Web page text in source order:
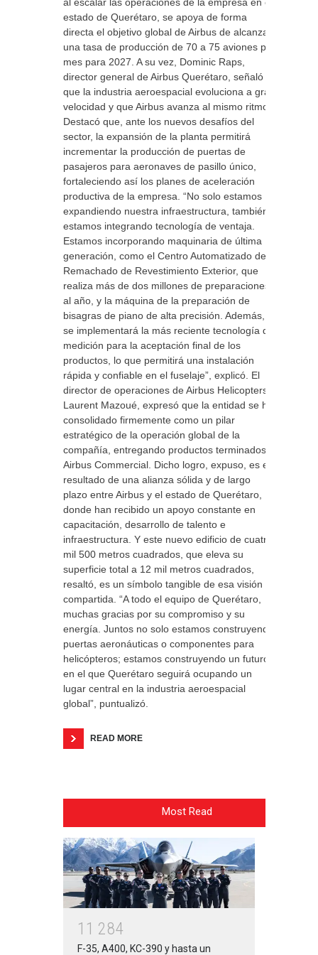
estado de Querétaro, se apoya de forma
directa el objetivo global de Airbus de alcanzar
una tasa de producción de 70 a 75 aviones por
mes para 2027. A su vez, Dominic Raps,
director general de Airbus Querétaro, señaló
que la industria aeroespacial evoluciona a gran
velocidad y que Airbus avanza al mismo ritmo.
Destacó que, ante los nuevos desafíos del
sector, la expansión de la planta permitirá
incrementar la producción de puertas de
pasajeros para aeronaves de pasillo único,
fortaleciendo así los planes de aceleración
productiva de la empresa. “No solo estamos
expandiendo nuestra infraestructura, también
estamos integrando tecnología de ventaja.
Estamos incorporando maquinaria de última
generación, como el Centro Automatizado de
Remachado de Revestimiento Exterior, que
realiza más de dos millones de preparaciones
al año, y la máquina de la preparación de
bisagras de piano de alta precisión. Además,
se implementará la más reciente tecnología de
medición para la aceptación final de los
productos, lo que permitirá una instalación
rápida y confiable en el fuselaje”, explicó. El
director de operaciones de Airbus Helicopters,
Laurent Mazoué, expresó que la entidad se ha
consolidado firmemente como un pilar
estratégico de la operación global de la
compañía, entregando productos terminados a
Airbus Commercial. Dicho logro, expuso, es el
resultado de una alianza sólida y de largo
plazo entre Airbus y el estado de Querétaro,
donde han recibido un apoyo constante en
capacitación, desarrollo de talento e
infraestructura. Y este nuevo edificio de cuatro
mil 500 metros cuadrados, que eleva su
superficie total a 12 mil metros cuadrados,
resaltó, es un símbolo tangible de esa visión
compartida. “A todo el equipo de Querétaro,
muchas gracias por su compromiso y su
energía. Juntos no solo estamos construyendo
puertas aeronáuticas o componentes para
helicópteros; estamos construyendo un futuro
en el que Querétaro seguirá ocupando un
lugar central en la industria aeroespacial
global”, puntualizó.
READ MORE
Most Read
1 1 284
F-35, A400, KC-390 y hasta un